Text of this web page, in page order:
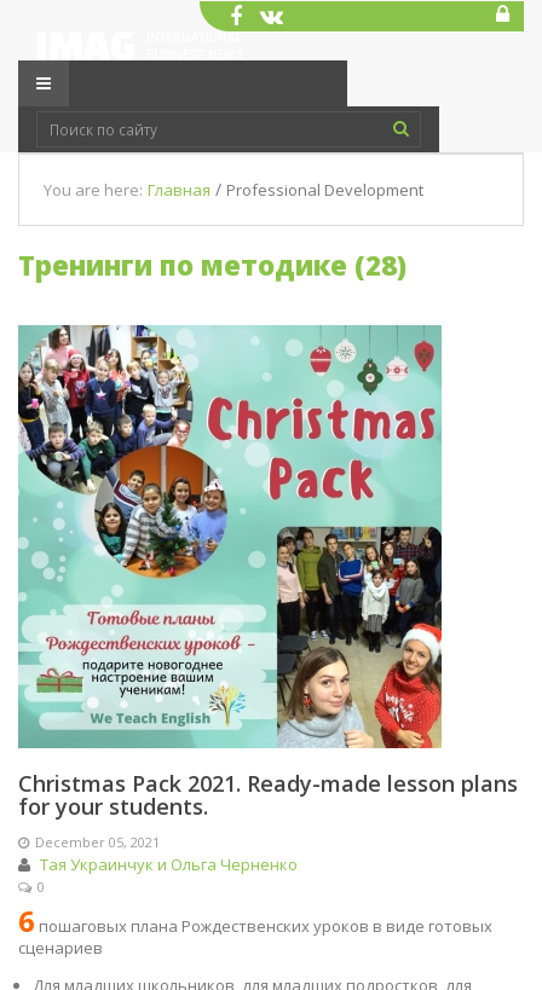
You are here: Главная / Professional Development
Тренинги по методике (28)
Christmas Pack 2021. Ready-made lesson plans
for your students.
December 05, 2021
Тая Украинчук и Ольга Черненко
0
6 пошаговых плана Рождественских уроков в виде готовых
сценариев
Для младших школьников, для младших подростков, для